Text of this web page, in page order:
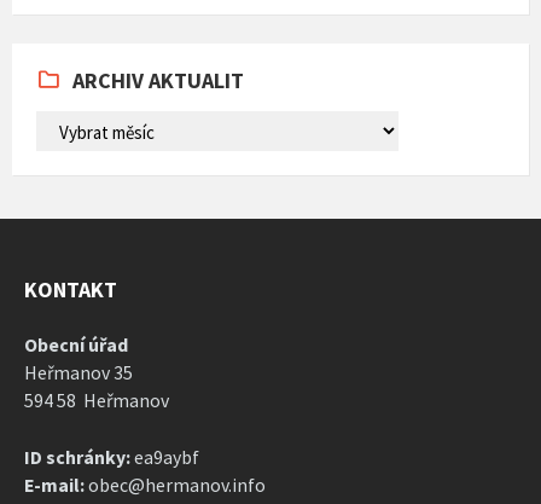
to
ARCHIV AKTUALIT
ARCHIV
AKTUALIT
KONTAKT
Obecní úřad
Heřmanov 35
594 58 Heřmanov
ID schránky:ea9aybf
E-mail:obec@hermanov.info